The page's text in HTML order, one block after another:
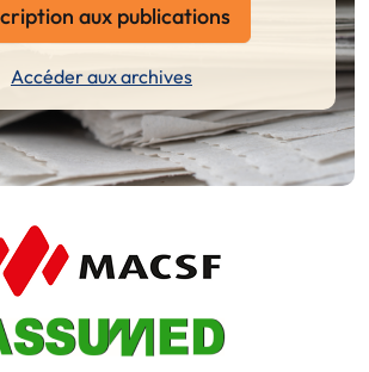
aux publications
Accéder aux archives